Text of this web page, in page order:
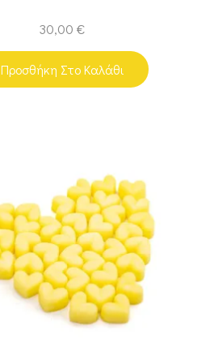
30,00 €
Προσθήκη Στο Καλάθι